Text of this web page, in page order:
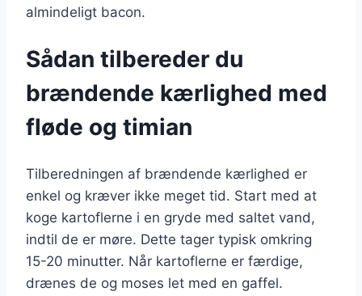
almindeligt bacon.
Sådan tilbereder du
brændende kærlighed med
fløde og timian
Tilberedningen af brændende kærlighed er
enkel og kræver ikke meget tid. Start med at
koge kartoflerne i en gryde med saltet vand,
indtil de er møre. Dette tager typisk omkring
15-20 minutter. Når kartoflerne er færdige,
drænes de og moses let med en gaffel.